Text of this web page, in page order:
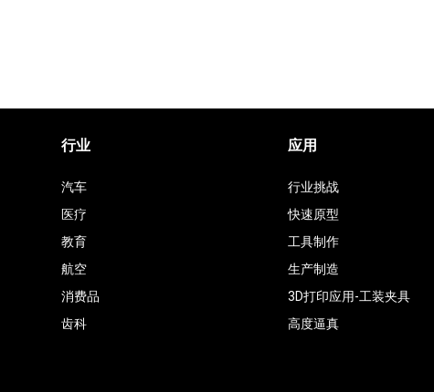
行业
汽车
医疗
教育
航空
消费品
齿科
应用
行业挑战
快速原型
工具制作
生产制造
3D打印应用-工装夹具
高度逼真